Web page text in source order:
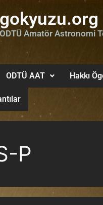
gokyuzu.org
ODTÜ Amatör Astronomi
ODTÜ AAT Hakkı
P